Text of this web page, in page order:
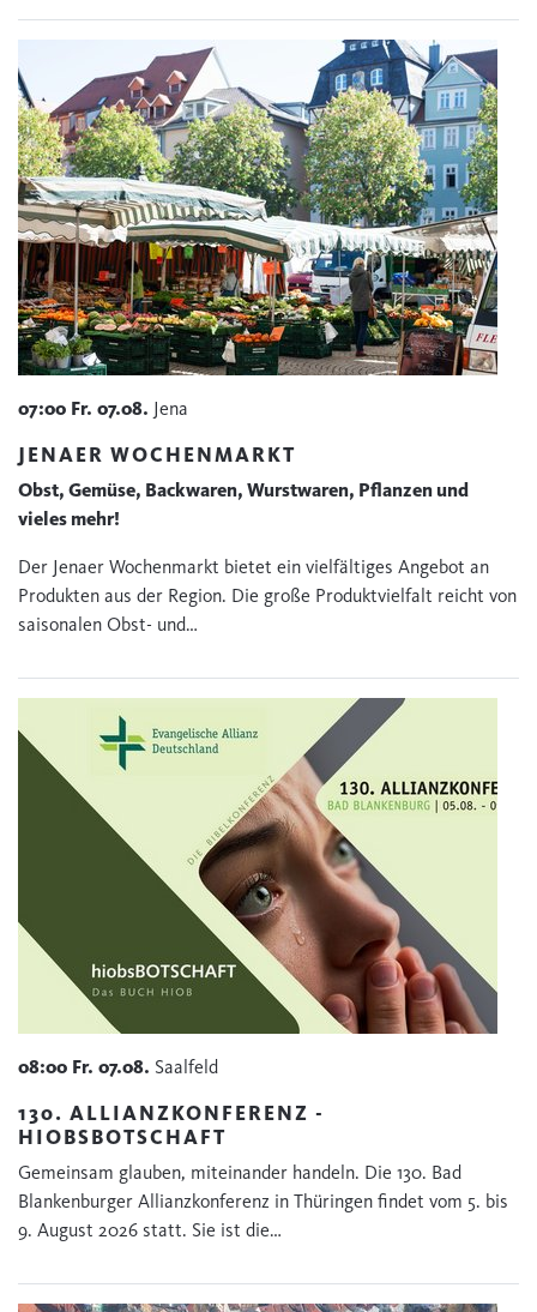
07:00 Fr. 07.08. Jena
JENAER WOCHENMARKT
Obst, Gemüse, Backwaren, Wurstwaren, Pflanzen und
vieles mehr!
Der Jenaer Wochenmarkt bietet ein vielfältiges Angebot an
Produkten aus der Region. Die große Produktvielfalt reicht von
saisonalen Obst- und…
08:00 Fr. 07.08. Saalfeld
130. ALLIANZKONFERENZ -
HIOBSBOTSCHAFT
Gemeinsam glauben, miteinander handeln. Die 130. Bad
Blankenburger Allianzkonferenz in Thüringen findet vom 5. bis
9. August 2026 statt. Sie ist die…